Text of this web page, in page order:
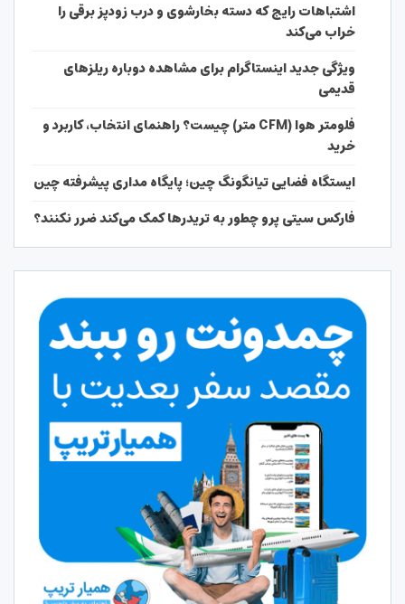
اشتباهات رایج که دسته بخارشوی و درب زودپز برقی را
خراب می‌کند
ویژگی جدید اینستاگرام برای مشاهده دوباره ریلزهای
قدیمی
فلومتر هوا (CFM متر) چیست؟ راهنمای انتخاب، کاربرد و
خرید
ایستگاه فضایی تیانگونگ چین؛ پایگاه مداری پیشرفته چین
فارکس سیتی پرو چطور به تریدرها کمک می‌کند ضرر نکنند؟